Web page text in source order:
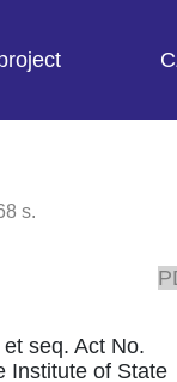
s.
seq. Act No.
Institute of State